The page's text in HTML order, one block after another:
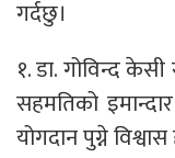
गर्दछु।
१. डा. गोविन्द
सहमतिको
योगदान पुग्ने